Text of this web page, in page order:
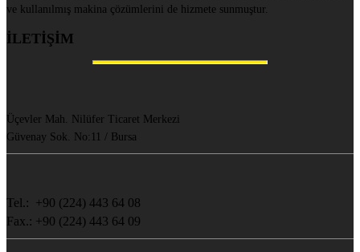
ve kullanılmış makina çözümlerini de hizmete sunmuştur.
İLETİŞİM
Üçevler Mah. Nilüfer Ticaret Merkezi
Güvenay Sok. No:11 / Bursa
Tel.: +90 (224) 443 64 08
Fax.: +90 (224) 443 64 09